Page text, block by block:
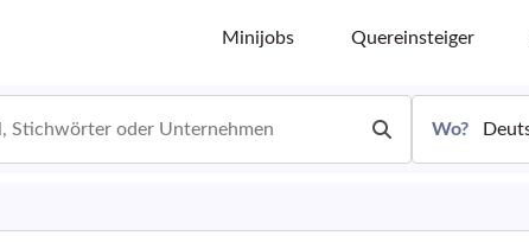
Minijobs Quereinsteiger
Wo?